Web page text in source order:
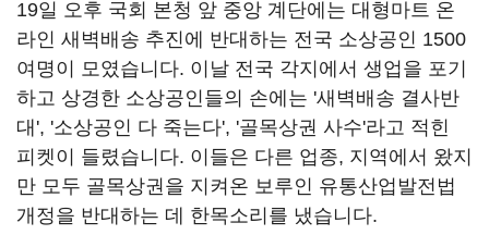
19일 오후 국회 본청 앞 중앙 계단에는 대형마트 온
라인 새벽배송 추진에 반대하는 전국 소상공인 1500
여명이 모였습니다. 이날 전국 각지에서 생업을 포기
하고 상경한 소상공인들의 손에는 '새벽배송 결사반
대', '소상공인 다 죽는다', '골목상권 사수'라고 적힌
피켓이 들렸습니다. 이들은 다른 업종, 지역에서 왔지
만 모두 골목상권을 지켜온 보루인 유통산업발전법
개정을 반대하는 데 한목소리를 냈습니다.